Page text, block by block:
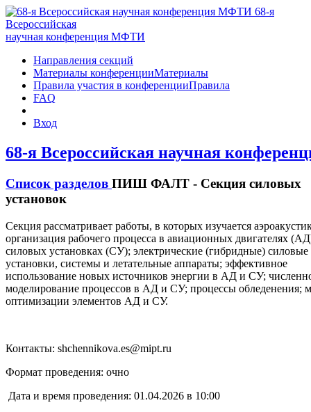
68-я
Всероссийская
научная конференция МФТИ
Направления секций
Материалы конференцииМатериалы
Правила участия в конференцииПравила
FAQ
Вход
68-я Всероссийская научная
Список разделов ПИШ ФАЛТ - Секция силовых
установок
Секция рассматривает работы, в которых изучается
организация рабочего процесса в авиационных двигателях
силовых установках (СУ); электрические (гибридные) силовые
установки, системы и летательные аппараты; эффективное
использование новых источников энергии в АД и СУ;
моделирование процессов в АД и СУ; процессы обледенения;
оптимизации элементов АД и СУ.
Контакты: shchennikova.es@mipt.ru
Формат проведения: очно
Дата и время проведения: 01.04.2026 в 10:00